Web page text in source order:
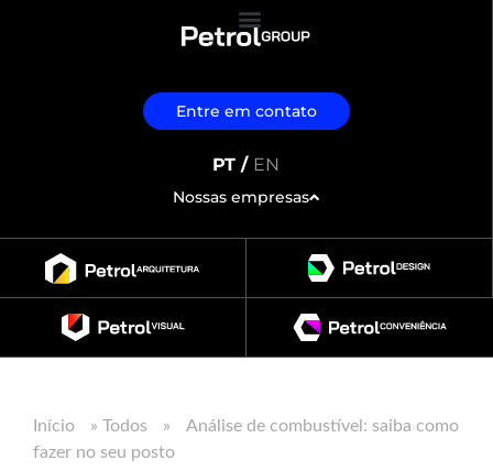
Entre em contato
PT / EN
Nossas empresas
Início » Todos »
Análise de combustível: saiba como
fazer no seu posto